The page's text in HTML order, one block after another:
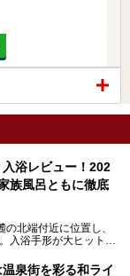
浴レビュー！202
族風呂ともに徹底
北端付近に位置し、
入浴手形が大ヒット
泉街を彩る和ライ